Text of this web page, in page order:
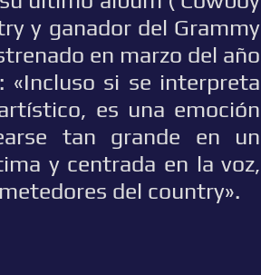
y ganador del Grammy
en marzo del año
«Incluso si se interpreta
es una emoción
tan grande en un
y centrada en la voz,
del country».